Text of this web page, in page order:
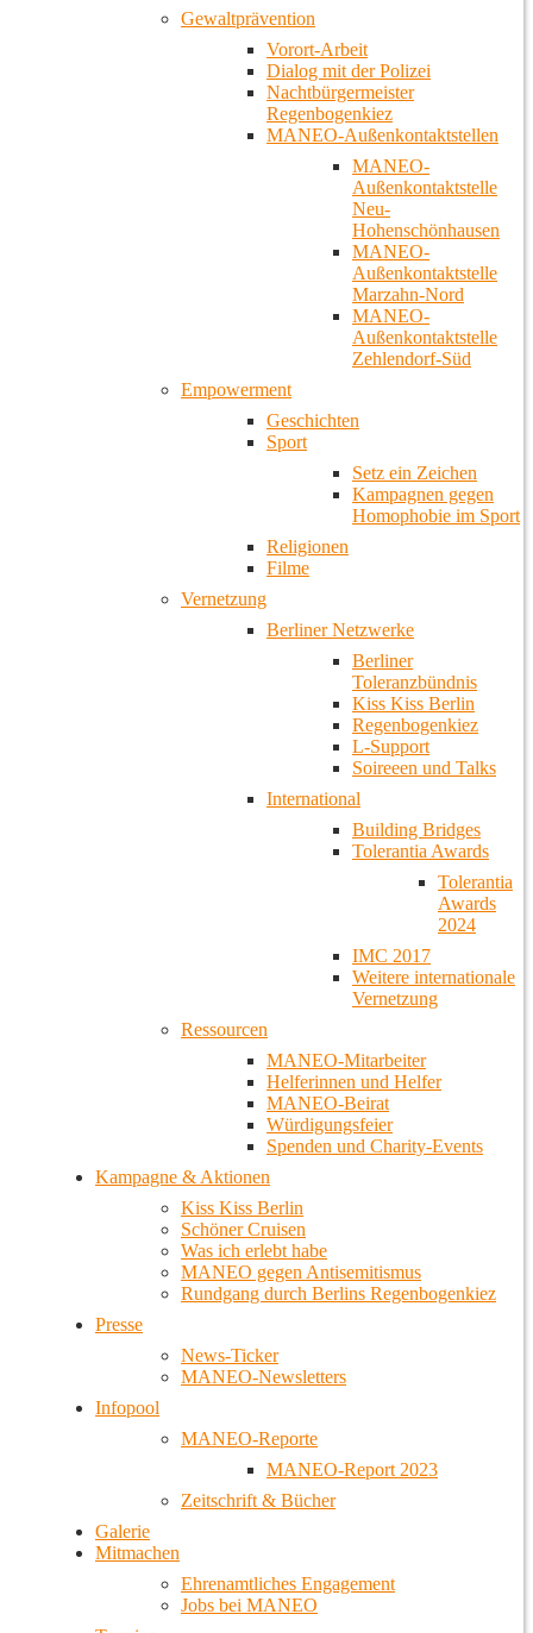
Gewaltprävention
Vorort-Arbeit
Dialog mit der Polizei
Nachtbürgermeister
Regenbogenkiez
MANEO-Außenkontaktstellen
MANEO-
Außenkontaktstelle
Neu-
Hohenschönhausen
MANEO-
Außenkontaktstelle
Marzahn-Nord
MANEO-
Außenkontaktstelle
Zehlendorf-Süd
Empowerment
Geschichten
Sport
Setz ein Zeichen
Kampagnen gegen
Homophobie im Sport
Religionen
Filme
Vernetzung
Berliner Netzwerke
Berliner
Toleranzbündnis
Kiss Kiss Berlin
Regenbogenkiez
L-Support
Soireeen und Talks
International
Building Bridges
Tolerantia Awards
Tolerantia
Awards
2024
IMC 2017
Weitere internationale
Vernetzung
Ressourcen
MANEO-Mitarbeiter
Helferinnen und Helfer
MANEO-Beirat
Würdigungsfeier
Spenden und Charity-Events
Kampagne & Aktionen
Kiss Kiss Berlin
Schöner Cruisen
Was ich erlebt habe
MANEO gegen Antisemitismus
Rundgang durch Berlins Regenbogenkiez
Presse
News-Ticker
MANEO-Newsletters
Infopool
MANEO-Reporte
MANEO-Report 2023
Zeitschrift & Bücher
Galerie
Mitmachen
Ehrenamtliches Engagement
Jobs bei MANEO